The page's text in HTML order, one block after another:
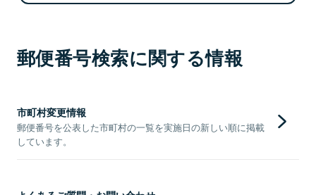
郵便番号検索に関する情報
市町村変更情報
郵便番号を公表した市町村の一覧を実施日の新しい順に掲載
しています。